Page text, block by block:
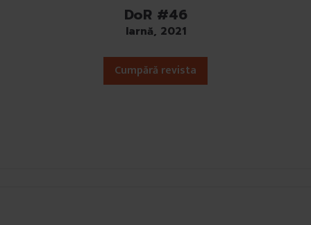
DoR #46
Iarnă, 2021
Cumpără revista